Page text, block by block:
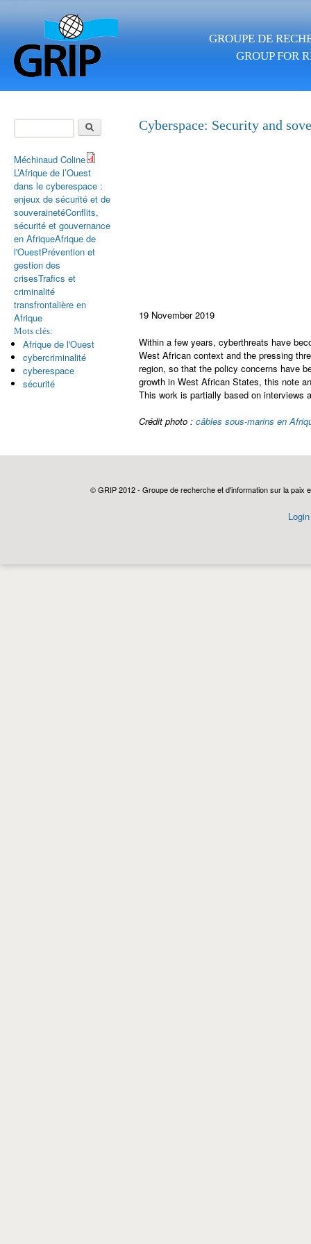
GROUPE DE
GROUP FOR
Cyberspace: Security and
19 November 2019
Within a few years, cyberthreats have
West African context and the pressing
region, so that the policy concerns have
growth in West African States, this note
This work is partially based on interviews
Crédit photo : câbles sous-marins en
Search form
Méchinaud Coline
L’Afrique de l’Ouest
dans le cyberespace :
enjeux de sécurité et de
souverainetéConflits,
sécurité et gouvernance
en AfriqueAfrique de
l'OuestPrévention et
gestion des
crisesTrafics et
criminalité
transfrontalière en
Afrique
Mots clés:
Afrique de l'Ouest
cybercriminalité
cyberespace
sécurité
© GRIP 2012 - Groupe de recherche et d'information sur la paix
Login